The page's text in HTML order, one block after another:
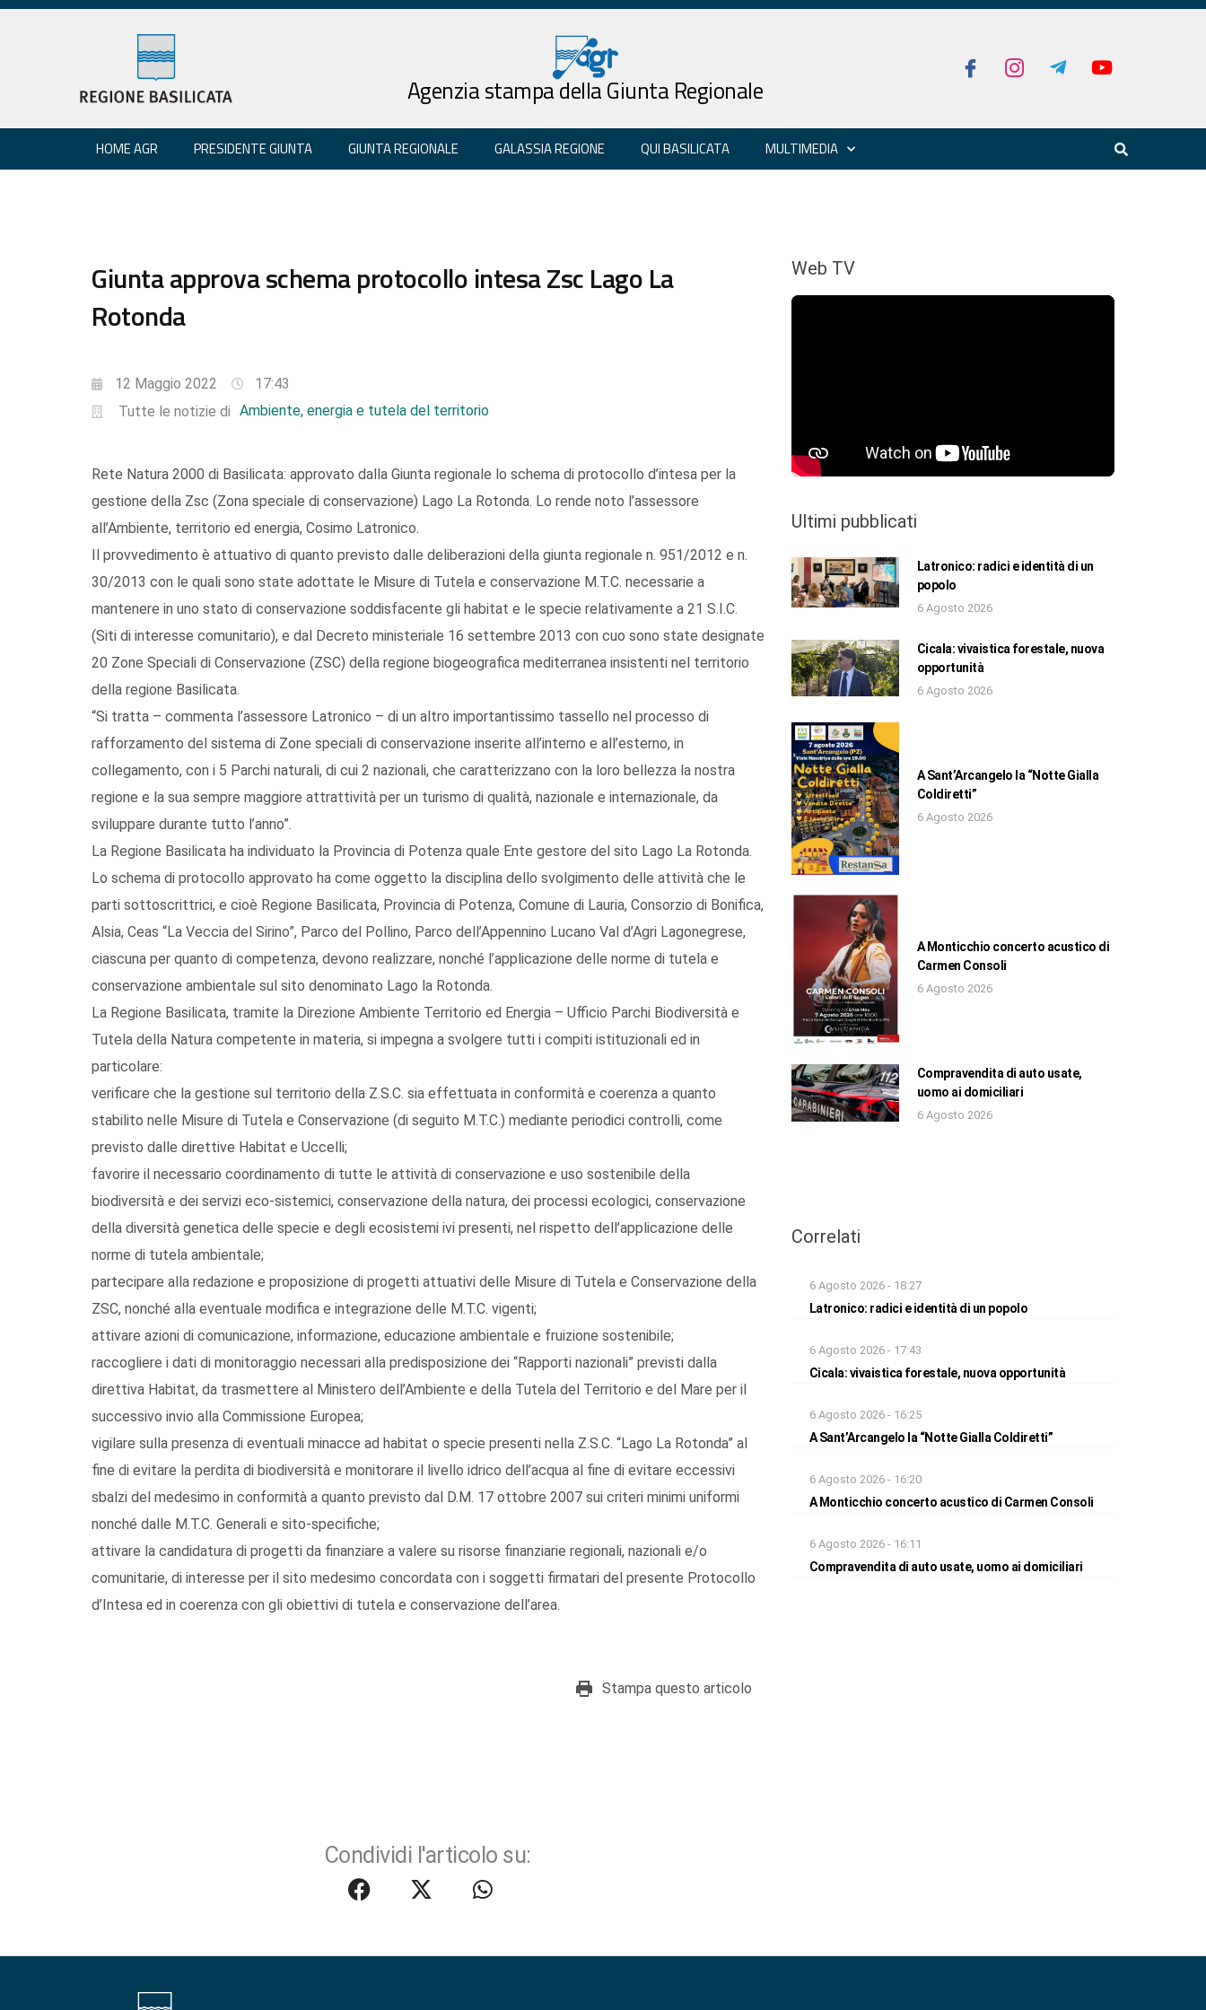
Agenzia stampa della Giunta Regionale
HOME AGR PRESIDENTE GIUNTA GIUNTA REGIONALE GALASSIA REGIONE QUI BASILICATA MULTIMEDIA
Giunta approva schema protocollo intesa Zsc Lago La
Rotonda
12 Maggio 2022
17:43
Tutte le notizie di Ambiente, energia e tutela del territorio
Rete Natura 2000 di Basilicata: approvato dalla Giunta regionale lo schema di protocollo d’intesa per la
gestione della Zsc (Zona speciale di conservazione) Lago La Rotonda. Lo rende noto l’assessore
all’Ambiente, territorio ed energia, Cosimo Latronico.
Il provvedimento è attuativo di quanto previsto dalle deliberazioni della giunta regionale n. 951/2012 e n.
30/2013 con le quali sono state adottate le Misure di Tutela e conservazione M.T.C. necessarie a
mantenere in uno stato di conservazione soddisfacente gli habitat e le specie relativamente a 21 S.I.C.
(Siti di interesse comunitario), e dal Decreto ministeriale 16 settembre 2013 con cuo sono state designate
20 Zone Speciali di Conservazione (ZSC) della regione biogeografica mediterranea insistenti nel territorio
della regione Basilicata.
“Si tratta – commenta l’assessore Latronico – di un altro importantissimo tassello nel processo di
rafforzamento del sistema di Zone speciali di conservazione inserite all’interno e all’esterno, in
collegamento, con i 5 Parchi naturali, di cui 2 nazionali, che caratterizzano con la loro bellezza la nostra
regione e la sua sempre maggiore attrattività per un turismo di qualità, nazionale e internazionale, da
sviluppare durante tutto l’anno”.
La Regione Basilicata ha individuato la Provincia di Potenza quale Ente gestore del sito Lago La Rotonda.
Lo schema di protocollo approvato ha come oggetto la disciplina dello svolgimento delle attività che le
parti sottoscrittrici, e cioè Regione Basilicata, Provincia di Potenza, Comune di Lauria, Consorzio di Bonifica,
Alsia, Ceas “La Veccia del Sirino”, Parco del Pollino, Parco dell’Appennino Lucano Val d’Agri Lagonegrese,
ciascuna per quanto di competenza, devono realizzare, nonché l’applicazione delle norme di tutela e
conservazione ambientale sul sito denominato Lago la Rotonda.
La Regione Basilicata, tramite la Direzione Ambiente Territorio ed Energia – Ufficio Parchi Biodiversità e
Tutela della Natura competente in materia, si impegna a svolgere tutti i compiti istituzionali ed in
particolare:
verificare che la gestione sul territorio della Z.S.C. sia effettuata in conformità e coerenza a quanto
stabilito nelle Misure di Tutela e Conservazione (di seguito M.T.C.) mediante periodici controlli, come
previsto dalle direttive Habitat e Uccelli;
favorire il necessario coordinamento di tutte le attività di conservazione e uso sostenibile della
biodiversità e dei servizi eco-sistemici, conservazione della natura, dei processi ecologici, conservazione
della diversità genetica delle specie e degli ecosistemi ivi presenti, nel rispetto dell’applicazione delle
norme di tutela ambientale;
partecipare alla redazione e proposizione di progetti attuativi delle Misure di Tutela e Conservazione della
ZSC, nonché alla eventuale modifica e integrazione delle M.T.C. vigenti;
attivare azioni di comunicazione, informazione, educazione ambientale e fruizione sostenibile;
raccogliere i dati di monitoraggio necessari alla predisposizione dei “Rapporti nazionali” previsti dalla
direttiva Habitat, da trasmettere al Ministero dell’Ambiente e della Tutela del Territorio e del Mare per il
successivo invio alla Commissione Europea;
vigilare sulla presenza di eventuali minacce ad habitat o specie presenti nella Z.S.C. “Lago La Rotonda” al
fine di evitare la perdita di biodiversità e monitorare il livello idrico dell’acqua al fine di evitare eccessivi
sbalzi del medesimo in conformità a quanto previsto dal D.M. 17 ottobre 2007 sui criteri minimi uniformi
nonché dalle M.T.C. Generali e sito-specifiche;
attivare la candidatura di progetti da finanziare a valere su risorse finanziarie regionali, nazionali e/o
comunitarie, di interesse per il sito medesimo concordata con i soggetti firmatari del presente Protocollo
d’Intesa ed in coerenza con gli obiettivi di tutela e conservazione dell’area.
Stampa questo articolo
Condividi l'articolo su:
Web TV
Ultimi pubblicati
Latronico: radici e identità di un
popolo
6 Agosto 2026
Cicala: vivaistica forestale, nuova
opportunità
6 Agosto 2026
A Sant’Arcangelo la “Notte Gialla
Coldiretti”
6 Agosto 2026
A Monticchio concerto acustico di
Carmen Consoli
6 Agosto 2026
Compravendita di auto usate,
uomo ai domiciliari
6 Agosto 2026
Correlati
6 Agosto 2026 - 18:27
Latronico: radici e identità di un popolo
6 Agosto 2026 - 17:43
Cicala: vivaistica forestale, nuova opportunità
6 Agosto 2026 - 16:25
A Sant’Arcangelo la “Notte Gialla Coldiretti”
6 Agosto 2026 - 16:20
A Monticchio concerto acustico di Carmen Consoli
6 Agosto 2026 - 16:11
Compravendita di auto usate, uomo ai domiciliari